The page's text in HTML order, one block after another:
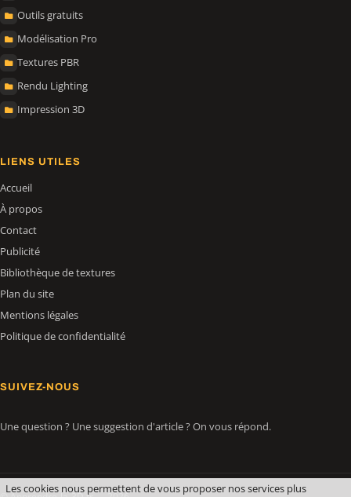
Outils gratuits
Modélisation Pro
Textures PBR
Rendu Lighting
Impression 3D
LIENS UTILES
Accueil
À propos
Contact
Publicité
Bibliothèque de textures
Plan du site
Mentions légales
Politique de confidentialité
SUIVEZ-NOUS
Une question ? Une suggestion d'article ? On vous répond.
Les cookies nous permettent de vous proposer nos services plus